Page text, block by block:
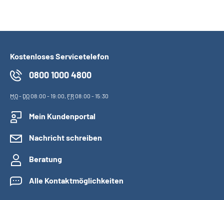
Kostenloses Servicetelefon
0800 1000 4800
MO- DO08:00 - 19:00, FR08:00 - 15:30
Mein Kundenportal
Nachricht schreiben
Beratung
Alle Kontaktmöglichkeiten